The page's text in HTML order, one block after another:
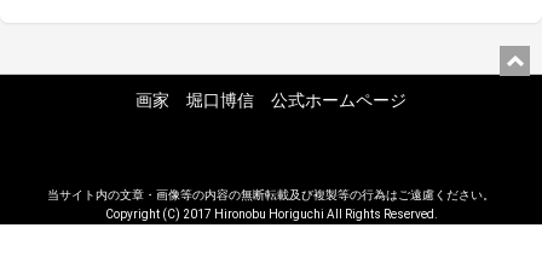
画家 堀口博信 公式ホームページ
当サイト内の文章・画像等の内容の無断転載及び複製等の行為はご遠慮ください。
Copyright (C) 2017 Hironobu Horiguchi All Rights Reserved.